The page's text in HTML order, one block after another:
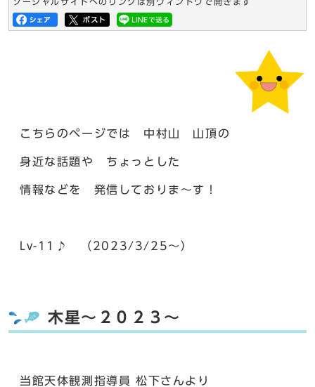
ソーシャルサイトへのリンクは別ウィンドウで開きます
こちらのページでは 中村山 山頂の
身近な話題や ちょっとした
情報などを 発信しておりま～す！
Lv-11♪ （2023/3/25～）
木星～２０２３～
当館天体観測指導員 松下さんより